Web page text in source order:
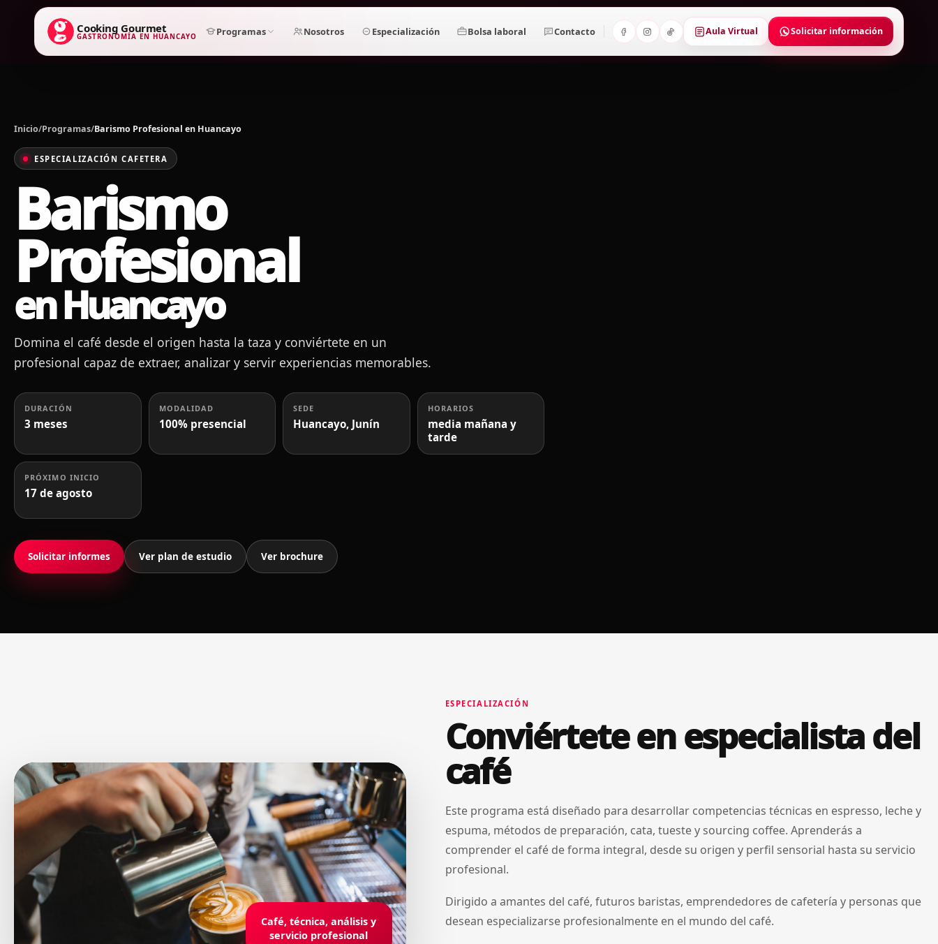
Cooking Gourmet
GASTRONOMÍA EN HUANCAYO Programas Nosotros Especialización Bolsa laboral Contacto Aula Virtual Solicitar información
Inicio/Programas/Barismo Profesional en Huancayo
ESPECIALIZACIÓN CAFETERA
Barismo
Profesional
en Huancayo
Domina el café desde el origen hasta la taza y conviértete en un
profesional capaz de extraer, analizar y servir experiencias memorables.
DURACIÓN
3 meses
MODALIDAD
100% presencial
SEDE
Huancayo, Junín
HORARIOS
media mañana y
tarde
PRÓXIMO INICIO
17 de agosto
Solicitar informes Ver plan de estudio Ver brochure
Café, técnica, análisis y
servicio profesional
ESPECIALIZACIÓN
Conviértete en especialista del
café
Este programa está diseñado para desarrollar competencias técnicas en espresso, leche y
espuma, métodos de preparación, cata, tueste y sourcing coffee. Aprenderás a
comprender el café de forma integral, desde su origen y perfil sensorial hasta su servicio
profesional.
Dirigido a amantes del café, futuros baristas, emprendedores de cafetería y personas que
desean especializarse profesionalmente en el mundo del café.